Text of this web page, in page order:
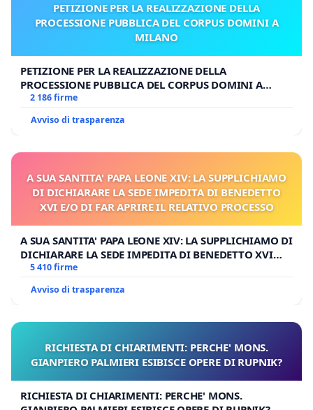
PETIZIONE PER LA REALIZZAZIONE DELLA
PROCESSIONE PUBBLICA DEL CORPUS DOMINI A
MILANO
PETIZIONE PER LA REALIZZAZIONE DELLA
PROCESSIONE PUBBLICA DEL CORPUS DOMINI A
MILANO
2 186 firme
Avviso di trasparenza
A SUA SANTITA' PAPA LEONE XIV: LA SUPPLICHIAMO
DI DICHIARARE LA SEDE IMPEDITA DI BENEDETTO
XVI E/O DI FAR APRIRE IL RELATIVO PROCESSO
A SUA SANTITA' PAPA LEONE XIV: LA SUPPLICHIAMO DI
DICHIARARE LA SEDE IMPEDITA DI BENEDETTO XVI
E/O DI FAR APRIRE IL RELATIVO PROCESSO
5 410 firme
Avviso di trasparenza
RICHIESTA DI CHIARIMENTI: PERCHE' MONS.
GIANPIERO PALMIERI ESIBISCE OPERE DI RUPNIK?
RICHIESTA DI CHIARIMENTI: PERCHE' MONS.